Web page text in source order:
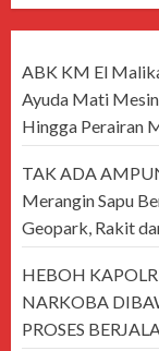
ABK KM El
Ayuda Mati Mesin
Hingga Perairan
TAK ADA
Merangin Sapu
Geopark, Rakit
HEBOH
NARKOBA
PROSES